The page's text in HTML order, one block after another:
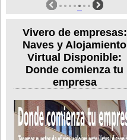
Vivero de empresas:
Naves y Alojamiento
Virtual Disponible:
Donde comienza tu
empresa